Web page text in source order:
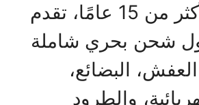
التي تمتد لأكثر من 15 عامًا، تقدم
شحن بحري شاملة
البضائع،
والطرود